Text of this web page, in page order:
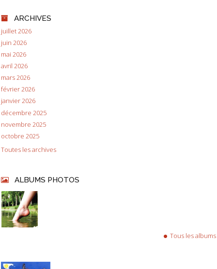
ARCHIVES
juillet 2026
juin 2026
mai 2026
avril 2026
mars 2026
février 2026
janvier 2026
décembre 2025
novembre 2025
octobre 2025
Toutes les archives
ALBUMS PHOTOS
Tous les albums